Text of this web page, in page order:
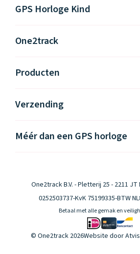
GPS Horloge Kind
One2track
Producten
Verzending
Méér dan een GPS horloge
© One2track 2026Website door
Betaal met alle gemak en
One2track B.V. - Pletterij 25 - 2211
0252503737-KvK 75199335-BTW